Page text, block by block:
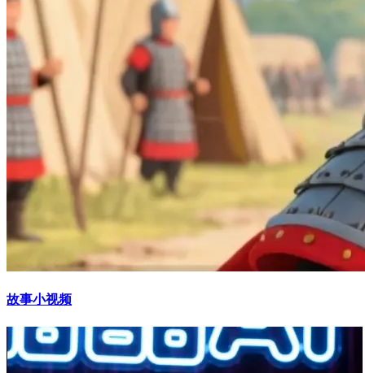
故事小视频